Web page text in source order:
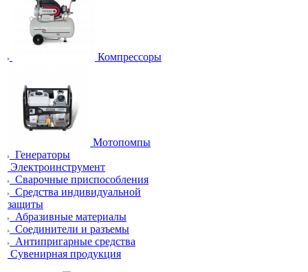
Компрессоры
Мотопомпы
Генераторы
Электроинструмент
Сварочные приспособления
Средства индивидуальной
защиты
Абразивные материалы
Соединители и разъемы
Антипригарные средства
Сувенирная продукция